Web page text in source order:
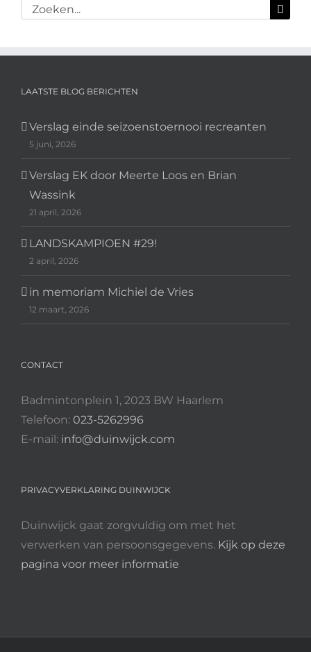
Zoeken
LAATSTE BLOG BERICHTEN
Verslag einde seizoenstoernooi recreanten
5 juni, 2026
Verslag EK door Meerte Loos en Brian
Wassink
21 april, 2026
LANDSKAMPIOEN #29!
2 april, 2026
in memoriam Michiel de Vries
12 maart, 2026
CONTACT
Badmintonplein 1, 2023 BW Haarlem
Telefoon: 023-5262996
E-mail: info@duinwijck.com
PRIVACYVERKLARING DUINWIJCK
Duinwijck gaat zorgvuldig om met het
verwerken van persoonsgegevens. Kijk op deze
pagina voor meer informatie